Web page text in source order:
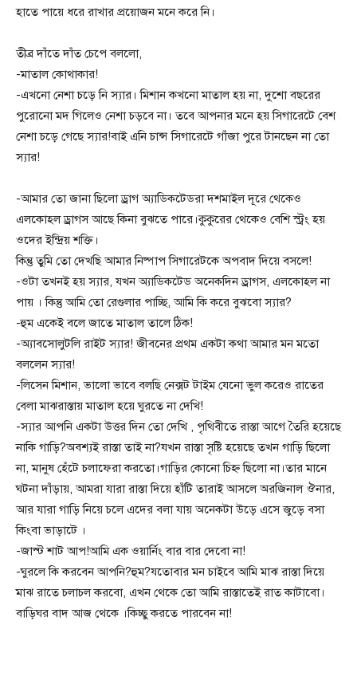
হাতে পায়ে ধরে রাখার প্রয়োজন মনে করে নি।
তীব্র দাঁতে দাঁত চেপে বললো,
-মাতাল কোথাকার!
-এখনো নেশা চড়ে নি স্যার। মিশান কখনো মাতাল হয় না, দুশো বছরের
পুরোনো মদ গিলেও নেশা চড়বে না। তবে আপনার মনে হয় সিগারেটে বেশ
নেশা চড়ে গেছে স্যার!বাই এনি চান্স সিগারেটে গাঁজা পুরে টানছেন না তো
স্যার!
-আমার তো জানা ছিলো ড্রাগ অ্যাডিকটেডরা দশমাইল দূরে থেকেও
এলকোহল ড্রাগস আছে কিনা বুঝতে পারে।কুকুরের থেকেও বেশি স্ট্রং হয়
ওদের ইন্দ্রিয় শক্তি।
কিন্তু তুমি তো দেখছি আমার নিষ্পাপ সিগারেটকে অপবাদ দিয়ে বসলে!
-ওটা তখনই হয় স্যার, যখন অ্যাডিকটেড অনেকদিন ড্রাগস, এলকোহল না
পায় । কিন্তু আমি তো রেগুলার পাচ্ছি, আমি কি করে বুঝবো স্যার?
-হুম একেই বলে জাতে মাতাল তালে ঠিক!
-অ্যাবসোলুটলি রাইট স্যার! জীবনের প্রথম একটা কথা আমার মন মতো
বললেন স্যার!
-লিসেন মিশান, ভালো ভাবে বলছি নেক্সট টাইম যেনো ভুল করেও রাতের
বেলা মাঝরাস্তায় মাতাল হয়ে ঘুরতে না দেখি!
-স্যার আপনি একটা উত্তর দিন তো দেখি , পৃথিবীতে রাস্তা আগে তৈরি হয়েছে
নাকি গাড়ি?অবশ্যই রাস্তা তাই না?যখন রাস্তা সৃষ্টি হয়েছে তখন গাড়ি ছিলো
না, মানুষ হেঁটে চলাফেরা করতো।গাড়ির কোনো চিহ্ন ছিলো না।তার মানে
ঘটনা দাঁড়ায়, আমরা যারা রাস্তা দিয়ে হাঁটি তারাই আসলে অরজিনাল ঔনার,
আর যারা গাড়ি নিয়ে চলে এদের বলা যায় অনেকটা উড়ে এসে জুড়ে বসা
কিংবা ভাড়াটে ।
-জাস্ট শাট আপ!আমি এক ওয়ার্নিং বার বার দেবো না!
-ঘুরলে কি করবেন আপনি?হুম?যতোবার মন চাইবে আমি মাঝ রাস্তা দিয়ে
মাঝ রাতে চলাচল করবো, এখন থেকে তো আমি রাস্তাতেই রাত কাটাবো।
বাড়িঘর বাদ আজ থেকে ।কিচ্ছু করতে পারবেন না!